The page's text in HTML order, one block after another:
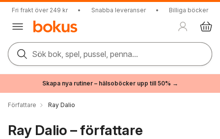
Fri frakt över 249 kr • Snabba leveranser • Billiga böcker
Sök bok, spel, pussel, penna...
Skapa nya rutiner – hälsoböcker upp till 50% →
Författare Ray Dalio
Ray Dalio – författare